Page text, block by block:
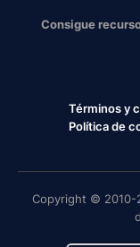
Consigue
Términos y
Política de
Copyright © 2010-